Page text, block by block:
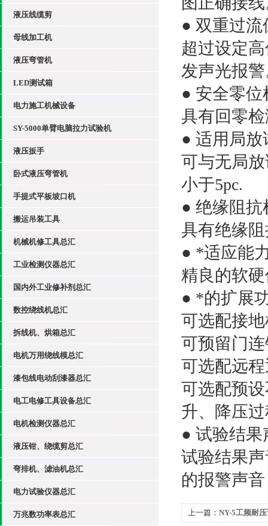
液压线缆剪
母线加工机
液压弯管机
LED测试箱
电力施工机械设备
SY-5000单臂电脑拉力试验机
液压扳手
卧式液压弯管机
手提式平板坡口机
搬运吊装工具
机械机修工具总汇
工业检测仪器总汇
国内外工业修补剂总汇
数控绕线机总汇
拆线机、烘箱总汇
电机万用绕线模总汇
漆包线电动刮漆器总汇
电工电修工具设备总汇
电机检测仪器总汇
液压钳、绕缆剪总汇
弯排机、滤油机总汇
电力试验仪器总汇
万兆数功率表总汇
● 双重过
超过设定
发声光报
● 安全零位
具有回零
● 适用局放
可与无局
小于5pc.
● 绝缘阻抗
具有绝缘
● *适应能
精良的软
● *的扩展
可选配接
可预留门
可选配远
可选配预
升、降压
● 试验结
试验结果
的报警声
上一篇： NY-5工频耐